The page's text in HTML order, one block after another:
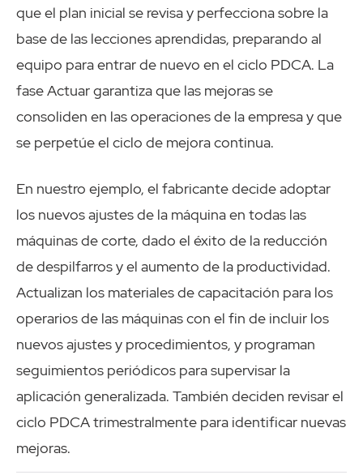
que el plan inicial se revisa y perfecciona sobre la
base de las lecciones aprendidas, preparando al
equipo para entrar de nuevo en el ciclo PDCA. La
fase Actuar garantiza que las mejoras se
consoliden en las operaciones de la empresa y que
se perpetúe el ciclo de mejora continua.
En nuestro ejemplo, el fabricante decide adoptar
los nuevos ajustes de la máquina en todas las
máquinas de corte, dado el éxito de la reducción
de despilfarros y el aumento de la productividad.
Actualizan los materiales de capacitación para los
operarios de las máquinas con el fin de incluir los
nuevos ajustes y procedimientos, y programan
seguimientos periódicos para supervisar la
aplicación generalizada. También deciden revisar el
ciclo PDCA trimestralmente para identificar nuevas
mejoras.